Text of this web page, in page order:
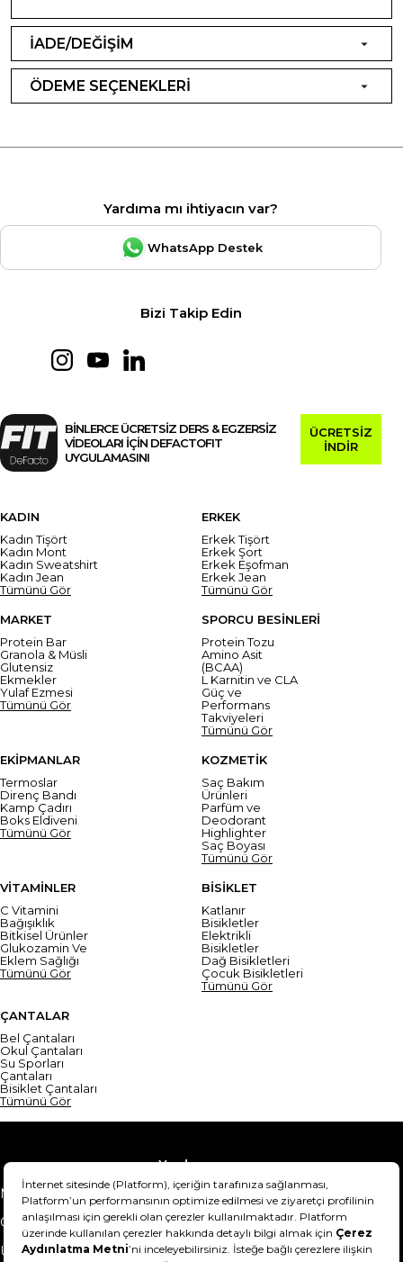
İADE/DEĞİŞİM
ÖDEME SEÇENEKLERİ
Yardıma mı ihtiyacın var?
WhatsApp Destek
Bizi Takip Edin
BİNLERCE ÜCRETSİZ DERS & EGZERSİZ
VİDEOLARI İÇİN DEFACTOFIT
UYGULAMASINI
ÜCRETSİZ
İNDİR
KADIN
Kadın Tişört
Kadın Mont
Kadın Sweatshirt
Kadın Jean
Tümünü Gör
ERKEK
Erkek Tişört
Erkek Şort
Erkek Eşofman
Erkek Jean
Tümünü Gör
MARKET
Protein Bar
Granola & Müsli
Glutensiz
Ekmekler
Yulaf Ezmesi
Tümünü Gör
SPORCU BESİNLERİ
Protein Tozu
Amino Asit
(BCAA)
L Karnitin ve CLA
Güç ve
Performans
Takviyeleri
Tümünü Gör
EKİPMANLAR
Termoslar
Direnç Bandı
Kamp Çadırı
Boks Eldiveni
Tümünü Gör
KOZMETİK
Saç Bakım
Ürünleri
Parfüm ve
Deodorant
Highlighter
Saç Boyası
Tümünü Gör
VİTAMİNLER
C Vitamini
Bağışıklık
Bitkisel Ürünler
Glukozamin Ve
Eklem Sağlığı
Tümünü Gör
BİSİKLET
Katlanır
Bisikletler
Elektrikli
Bisikletler
Dağ Bisikletleri
Çocuk Bisikletleri
Tümünü Gör
ÇANTALAR
Bel Çantaları
Okul Çantaları
Su Sporları
Çantaları
Bisiklet Çantaları
Tümünü Gör
Yardım
Mesafeli Satış Sözleşmesi
Teslimat Bilgisi
Gizlilik Sözleşmesi
Şartlar & Koşullar
Ürünümü nasıl iade
Hakkımızda